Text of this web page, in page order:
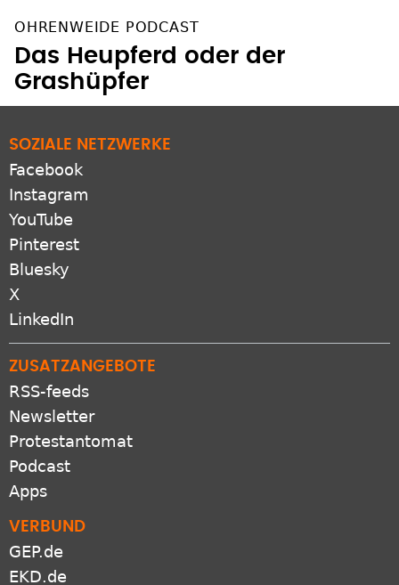
OHRENWEIDE PODCAST
Das Heupferd oder der
Grashüpfer
SOZIALE NETZWERKE
Facebook
Instagram
YouTube
Pinterest
Bluesky
X
LinkedIn
ZUSATZANGEBOTE
RSS-feeds
Newsletter
Protestantomat
Podcast
Apps
VERBUND
GEP.de
EKD.de